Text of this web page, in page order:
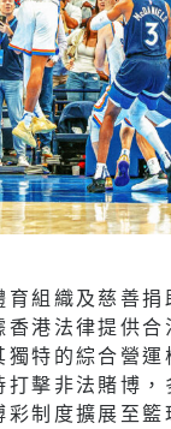
育組織及慈善捐
香港法律提供合
獨特的綜合營運
打擊非法賭博，
彩制度擴展至籃